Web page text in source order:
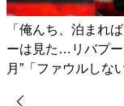
「俺んち、泊まれ
ーは見た…リバプー
月”「ファウルしな